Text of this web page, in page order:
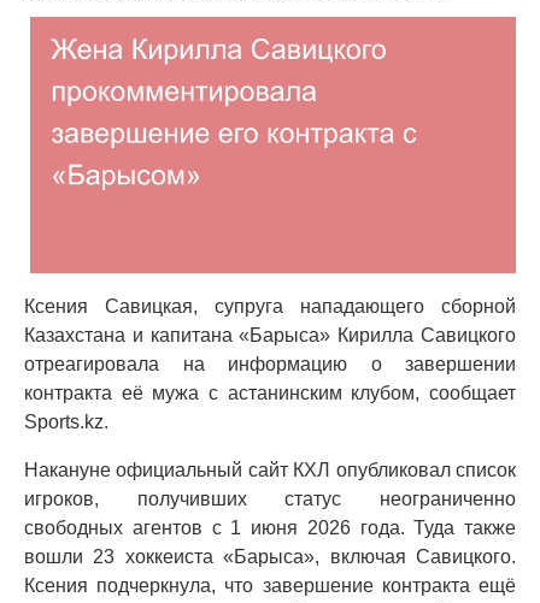
Ксения Савицкая, супруга нападающего сборной
Казахстана и капитана «Барыса» Кирилла Савицкого
отреагировала на информацию о завершении
контракта её мужа с астанинским клубом, сообщает
Sports.kz.
Накануне официальный сайт КХЛ опубликовал список
игроков, получивших статус неограниченно
свободных агентов с 1 июня 2026 года. Туда также
вошли 23 хоккеиста «Барыса», включая Савицкого.
Ксения подчеркнула, что завершение контракта ещё